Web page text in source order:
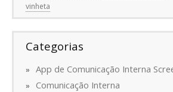
vinheta
Categorias
App de Comunicação Interna
Comunicação Interna